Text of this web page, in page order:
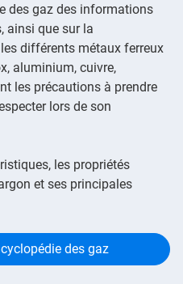
des gaz des informations
ainsi que sur la
différents métaux ferreux
aluminium, cuivre,
les précautions à prendre
lors de son
les propriétés
et ses principales
des gaz